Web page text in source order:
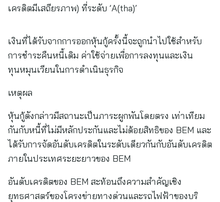
เครดิตมีเสถียรภาพ) ที่ระดับ ‘A(tha)’
เงินที่ได้รับจากการออกหุ้นกู้ครั้งนี้จะถูกนำไปใช้สำหรับ
การชำระคืนหนี้เดิม ค่าใช้จ่ายเพื่อการลงทุนและเงิน
ทุนหมุนเวียนในการดำเนินธุรกิจ
เหตุผล
หุ้นกู้ดังกล่าวมีสถานะเป็นภาระผูกพันโดยตรง เท่าเทียม
กันกับหนี้ที่ไม่มีหลักประกันและไม่ด้อยสิทธิของ BEM และ
ได้รับการจัดอันดับเครดิตในระดับเดียวกันกับอันดับเครดิต
ภายในประเทศระยะยาวของ BEM
อันดับเครดิตของ BEM สะท้อนถึงความสำคัญเชิง
ยุทธศาสตร์ของโครงข่ายทางด่วนและรถไฟฟ้าของบริ